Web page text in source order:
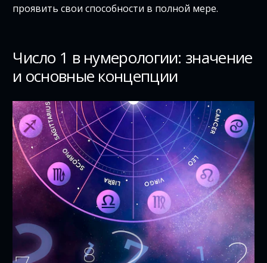
проявить свои способности в полной мере.
Число 1 в нумерологии: значение
и основные концепции